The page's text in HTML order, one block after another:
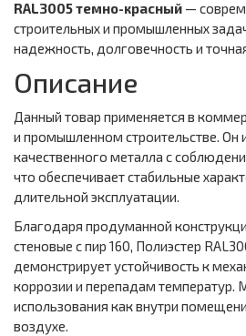
RAL3005 темно-красный —
строительных и промышленных
надежность, долговечность и
Описание
Данный товар применяется в
и промышленном строительстве. Он
качественного металла с
что обеспечивает стабильные
длительной эксплуатации.
Благодаря продуманной
стеновые с пир 160, Полиэстер
демонстрирует устойчивость к
коррозии и перепадам температур.
использования как внутри
воздухе.